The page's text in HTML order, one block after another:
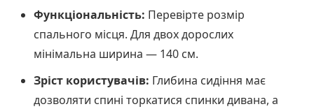
Функціональність: Перевірте розмір
спального місця. Для двох дорослих
мінімальна ширина — 140 см.
Зріст користувачів: Глибина сидіння має
дозволяти спині торкатися спинки дивана, а